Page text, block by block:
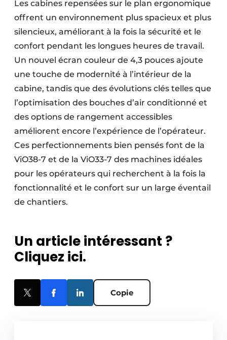
Les cabines repensées sur le plan ergonomique
offrent un environne­ment plus spacieux et plus
silencieux, améliorant à la fois la sécurité et le
confort pendant les longues heures de travail.
Un nouvel écran couleur de 4,3 pouces ajoute
une touche de modernité à l’intérieur de la
cabine, tandis que des évolutions clés telles que
l’optimisation des bouches d’air conditionné et
des options de rangement accessibles
améliorent encore l’expérience de l’opérateur.
Ces perfectionnements bien pensés font de la
ViO38-7 et de la ViO33-7 des machines idéales
pour les opérateurs qui recherchent à la fois la
fonctionnalité et le confort sur un large éventail
de chantiers.
Un article intéressant ?
Cliquez ici.
Copie